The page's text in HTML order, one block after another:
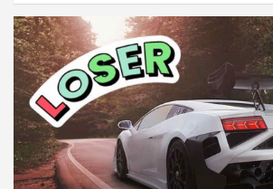
e
:
I
l
V
i
a
g
g
i
i
o
d
i
P
a
r
t
e
n